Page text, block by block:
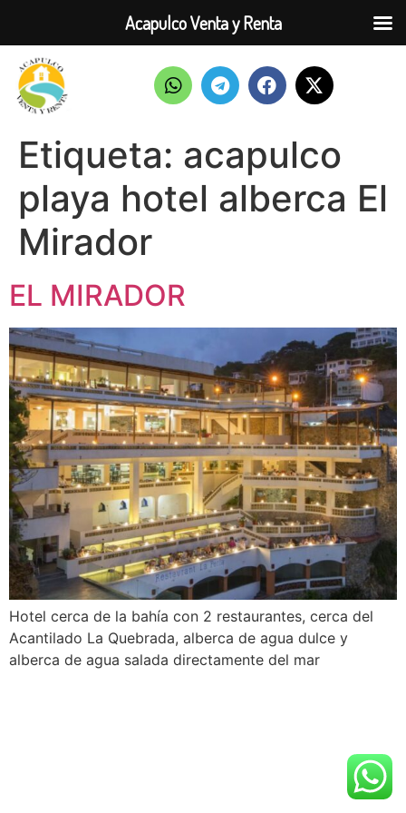
Etiqueta: acapulco
playa hotel alberca El
Mirador
EL MIRADOR
Hotel cerca de la bahía con 2 restaurantes, cerca del
Acantilado La Quebrada, alberca de agua dulce y
alberca de agua salada directamente del mar
Acapulco Venta y Renta